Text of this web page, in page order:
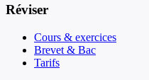
Réviser
Cours & exercices
Brevet & Bac
Tarifs